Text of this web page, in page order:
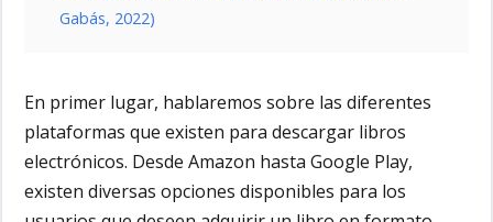
Gabás, 2022)
En primer lugar, hablaremos sobre las diferentes
plataformas que existen para descargar libros
electrónicos. Desde Amazon hasta Google Play,
existen diversas opciones disponibles para los